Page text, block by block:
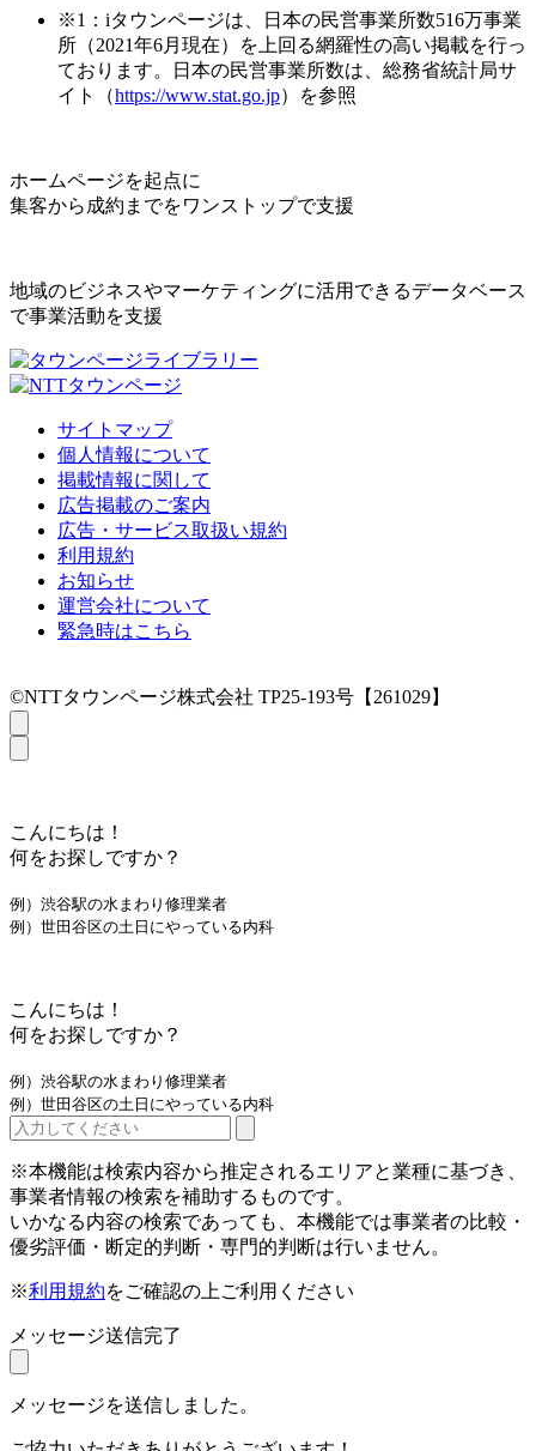
※1：iタウンページは、日本の民営事業所数516万事業
所（2021年6月現在）を上回る網羅性の高い掲載を行っ
ております。日本の民営事業所数は、総務省統計局サ
イト（https://www.stat.go.jp）を参照
ホームページを起点に
集客から成約までをワンストップで支援
地域のビジネスやマーケティングに活用できるデータベース
で事業活動を支援
サイトマップ
個人情報について
掲載情報に関して
広告掲載のご案内
広告・サービス取扱い規約
利用規約
お知らせ
運営会社について
緊急時はこちら
©NTTタウンページ株式会社 TP25-193号【261029】
こんにちは！
何をお探しですか？
例）渋谷駅の水まわり修理業者
例）世田谷区の土日にやっている内科
こんにちは！
何をお探しですか？
例）渋谷駅の水まわり修理業者
例）世田谷区の土日にやっている内科
※本機能は検索内容から推定されるエリアと業種に基づき、
事業者情報の検索を補助するものです。
いかなる内容の検索であっても、本機能では事業者の比較・
優劣評価・断定的判断・専門的判断は行いません。
※利用規約をご確認の上ご利用ください
メッセージ送信完了
メッセージを送信しました。